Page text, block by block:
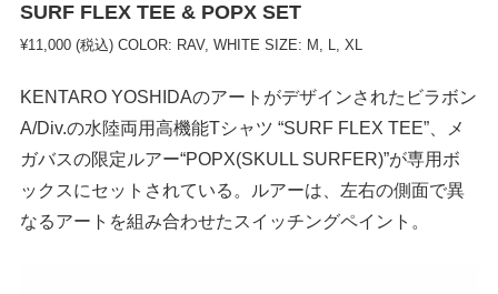
SURF FLEX TEE & POPX SET
¥11,000 (税込) COLOR: RAV, WHITE SIZE: M, L, XL
KENTARO YOSHIDAのアートがデザインされたビラボン
A/Div.の水陸両用高機能Tシャツ “SURF FLEX TEE”、メ
ガバスの限定ルアー“POPX(SKULL SURFER)”が専用ボ
ックスにセットされている。ルアーは、左右の側面で異
なるアートを組み合わせたスイッチングペイント。